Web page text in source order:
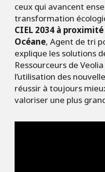
ceux qui avancent
transformation
CIEL 2034 à
Océane, Agent de tri
explique les solutions
Ressourceurs de
l’utilisation des
réussir à toujours
valoriser une plus